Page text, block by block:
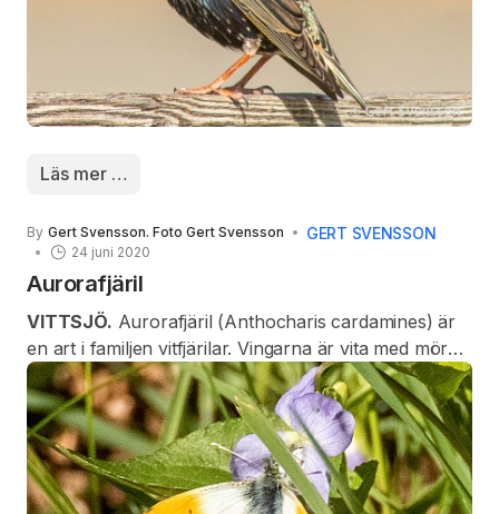
Läs mer …
By Gert Svensson. Foto Gert Svensson GERT SVENSSON
24 juni 2020
Aurorafjäril
VITTSJÖ. Aurorafjäril (Anthocharis cardamines) är
en art i familjen vitfjärilar. Vingarna är vita med mörka
framvingespetsar. Hanen har framträdande orangea
fläckar på framvingarna, som syns även när
vingarna är hopfällda. Hos båda könen är
bakvingarnas undersidor grönmarmorerade.
Vingspannet är mellan 30 och 50 millimeter.